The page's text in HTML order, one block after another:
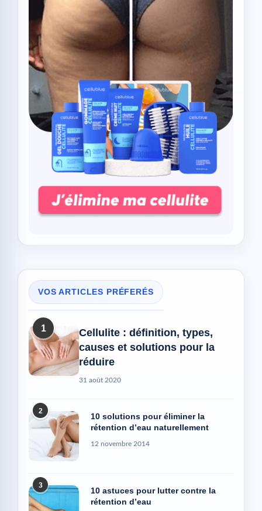
VOS ARTICLES PRÉFERÉS
1
Cellulite : définition, types,
causes et solutions pour la
réduire
31 août 2020
2
10 solutions pour éliminer la
rétention d’eau naturellement
12 novembre 2014
3
10 astuces pour lutter contre la
rétention d’eau